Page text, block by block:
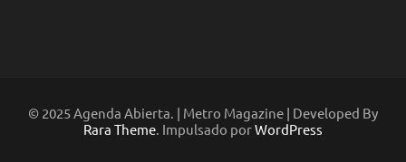
© 2025 Agenda Abierta. | Metro Magazine | Developed By
Rara Theme. Impulsado porWordPress